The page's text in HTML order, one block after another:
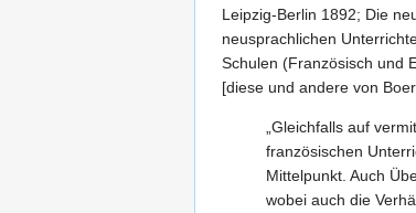
Leipzig-Berlin 1892; Die
neusprachlichen
Schulen (Französisch und
[diese und andere von
„Gleichfalls auf
französischen
Mittelpunkt. Auch
wobei auch die